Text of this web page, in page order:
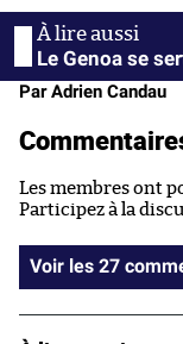
Le Genoa se
Par Adrien Candau
Les membres ont
Participez à la
Voir les 27